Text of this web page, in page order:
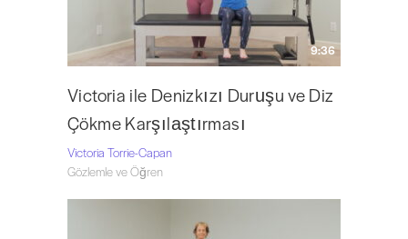
9:36
Victoria ile Denizkızı Duruşu ve Diz
Çökme Karşılaştırması
Victoria Torrie-Capan
Gözlemle ve Öğren